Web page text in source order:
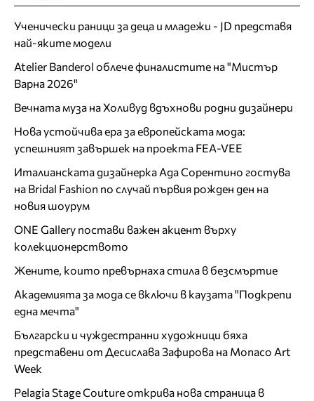
Ученически раници за деца и младежи - JD представя
най-яките модели
Atelier Banderol облече финалистите на "Мистър
Варна 2026"
Вечната муза на Холивуд вдъхнови родни дизайнери
Нова устойчива ера за европейската мода:
успешният завършек на проекта FEA-VEE
Италианската дизайнерка Ада Сорентино гостува
на Bridal Fashion по случай първия рожден ден на
новия шоурум
ONE Gallery постави важен акцент върху
колекционерството
Жените, които превърнаха стила в безсмъртие
Академията за мода се включи в каузата "Подкрепи
една мечта"
Български и чуждестранни художници бяха
представени от Десислава Зафирова на Monaco Art
Week
Pelagia Stage Couture открива нова страница в